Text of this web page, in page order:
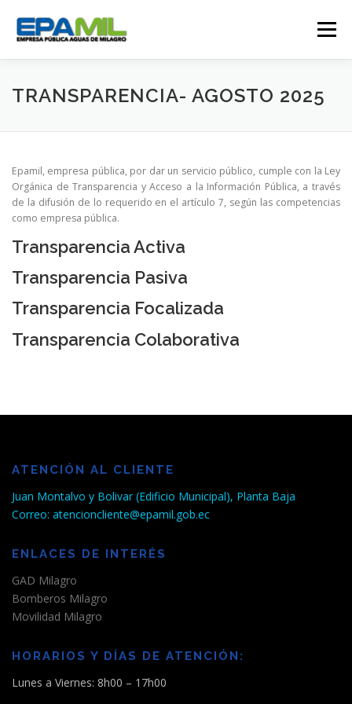
contenido
Menú
CONÓCENOS CONTÁCTENOS
GESTIÓN OPERATIVA CAMPAÑAS
TRANSPARENCIA- AGOSTO 2025
Epamil, empresa pública, por dar un servicio público, cumple con la Ley
Orgánica de Transparencia y Acceso a la Información Pública, a través
de la difusión de lo requerido en el artículo 7, según las competencias
como empresa pública.
Transparencia Activa
Transparencia Pasiva
Transparencia Focalizada
Transparencia Colaborativa
ATENCIÓN AL CLIENTE
Juan Montalvo y Bolivar (Edificio Municipal), Planta Baja
Correo: atencioncliente@epamil.gob.ec
ENLACES DE INTERÉS
GAD Milagro
Bomberos Milagro
Movilidad Milagro
HORARIOS Y DÍAS DE ATENCIÓN:
Lunes a Viernes: 8h00 – 17h00